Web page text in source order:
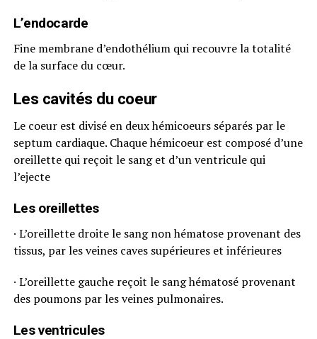
L’endocarde
Fine membrane d’endothélium qui recouvre la totalité
de la surface du cœur.
Les cavités du coeur
Le coeur est divisé en deux hémicoeurs séparés par le
septum cardiaque. Chaque hémicoeur est composé d’une
oreillette qui reçoit le sang et d’un ventricule qui
l’ejecte
Les oreillettes
· L’oreillette droite le sang non hématose provenant des
tissus, par les veines caves supérieures et inférieures
· L’oreillette gauche reçoit le sang hématosé provenant
des poumons par les veines pulmonaires.
Les ventricules